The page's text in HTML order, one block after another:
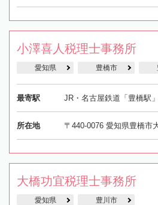
小澤喜人税理士事務所
愛知県 豊橋市
最寄駅 JR・名古屋鉄道「豊橋駅
所在地 〒440-0076 愛知県豊橋市
大橋功宜税理士事務所
愛知県 豊川市